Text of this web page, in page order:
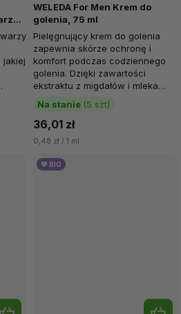
i
jakiej
WELEDA For Men Krem do
golenia, 75 ml
Na stanie (5 szt)
36,01 zł
0,48 zł / 1 ml
Pielęgnujący krem do golenia
zapewnia skórze ochronę i
komfort podczas codziennego
golenia. Dzięki zawartości
ekstraktu z migdałów i mleka
💚 BIO